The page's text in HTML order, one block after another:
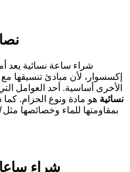
شراء ساعة نسائية يعد
إكسسوار، لأن مبادئ تنسيقها
الأخرى أساسية. أحد العوامل
نسائية هو مادة ونوع الحزام. كما
بمقاومتها للماء وخصائصها مثل
شراء